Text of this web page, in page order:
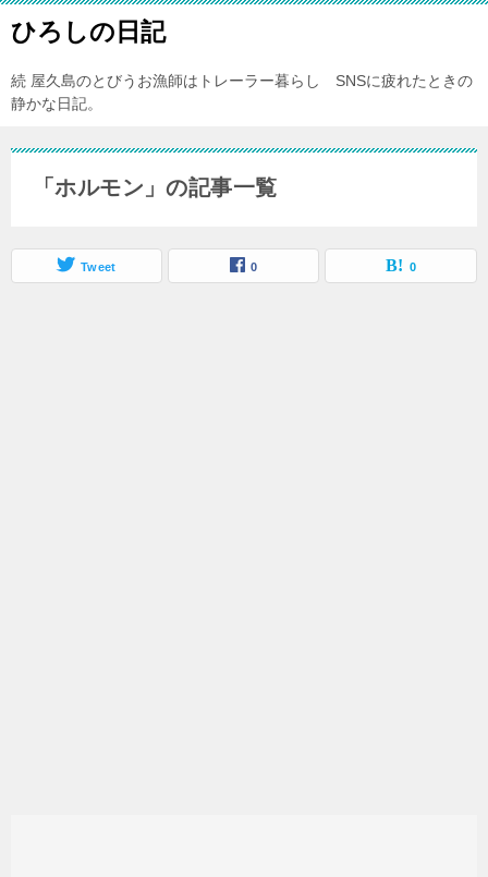
ひろしの日記
続 屋久島のとびうお漁師はトレーラー暮らし SNSに疲れたときの
静かな日記。
「ホルモン」の記事一覧
Tweet 0 0